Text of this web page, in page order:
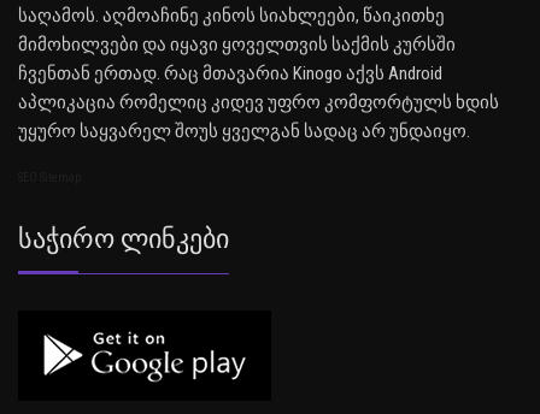
საღამოს. აღმოაჩინე კინოს სიახლეები, წაიკითხე
მიმოხილვები და იყავი ყოველთვის საქმის კურსში
ჩვენთან ერთად. რაც მთავარია Kinogo აქვს Android
აპლიკაცია რომელიც კიდევ უფრო კომფორტულს ხდის
უყურო საყვარელ შოუს ყველგან სადაც არ უნდაიყო.
Საჭირო Ლინკები